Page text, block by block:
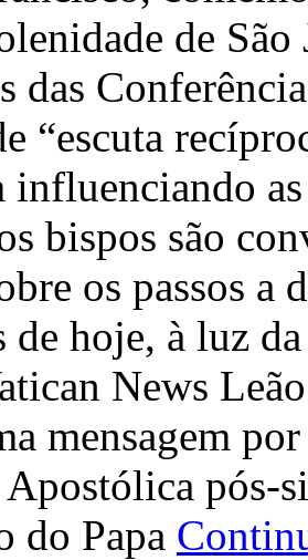
de
das
“escuta
influenciando
bispos são
os passos a
de hoje, à luz
News
mensagem
Apostólica pós-
do Papa